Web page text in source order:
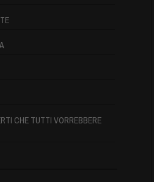
CHE TUTTI VORREBBERE